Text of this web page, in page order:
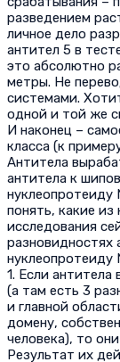
разведением
личное дело
антител 5 в
это абсолютно
метры. Не
системами.
одной и той же
И наконец –
класса (к
Антитела
антитела к
нуклеопротеиду
понять, какие
исследования
разновидностях
нуклеопротеиду
1. Если
(а там есть 3
и главной
домену,
человека), то
Результат их